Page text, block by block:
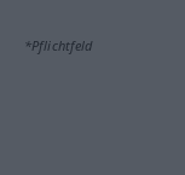
*Pflichtfeld